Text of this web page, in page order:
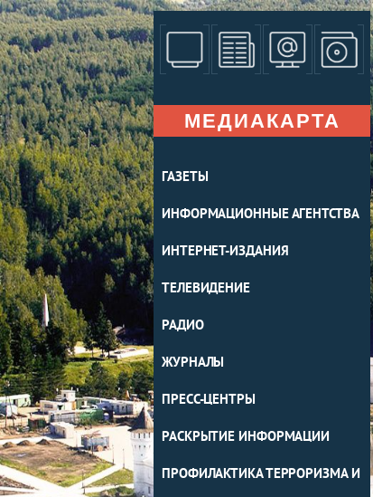
МЕДИАКАРТА
ГАЗЕТЫ
ИНФОРМАЦИОННЫЕ АГЕНТСТВА
ИНТЕРНЕТ-ИЗДАНИЯ
ТЕЛЕВИДЕНИЕ
РАДИО
ЖУРНАЛЫ
ПРЕСС-ЦЕНТРЫ
РАСКРЫТИЕ ИНФОРМАЦИИ
ПРОФИЛАКТИКА ТЕРРОРИЗМА И